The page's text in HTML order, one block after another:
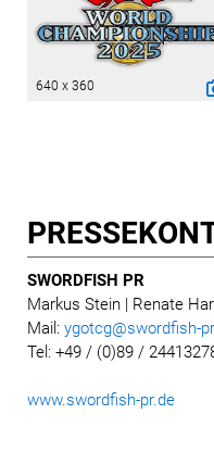
640 x 360
SWORDFISH PR
Markus Stein | Renate
Mail: ygotcg@swordfish-
Tel: +49 / (0)89 /
www.swordfish-pr.de